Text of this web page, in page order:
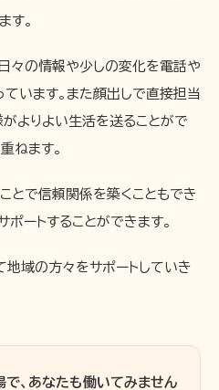
す。
々の情報や少しの変化を電話や
います。また顔出しで直接担当
よりよい生活を送ることがで
ねます。
とで信頼関係を築くこともでき
ートすることができます。
域の方々をサポートしていき
で、あなたも働いてみません